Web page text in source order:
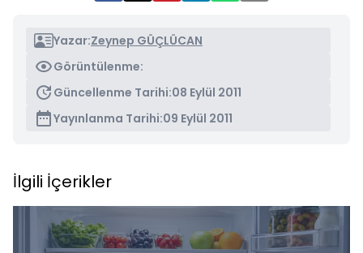
Yazar:Zeynep GÜÇLÜCAN
Görüntülenme:
Güncellenme Tarihi:08 Eylül 2011
Yayınlanma Tarihi:09 Eylül 2011
İlgili İçerikler